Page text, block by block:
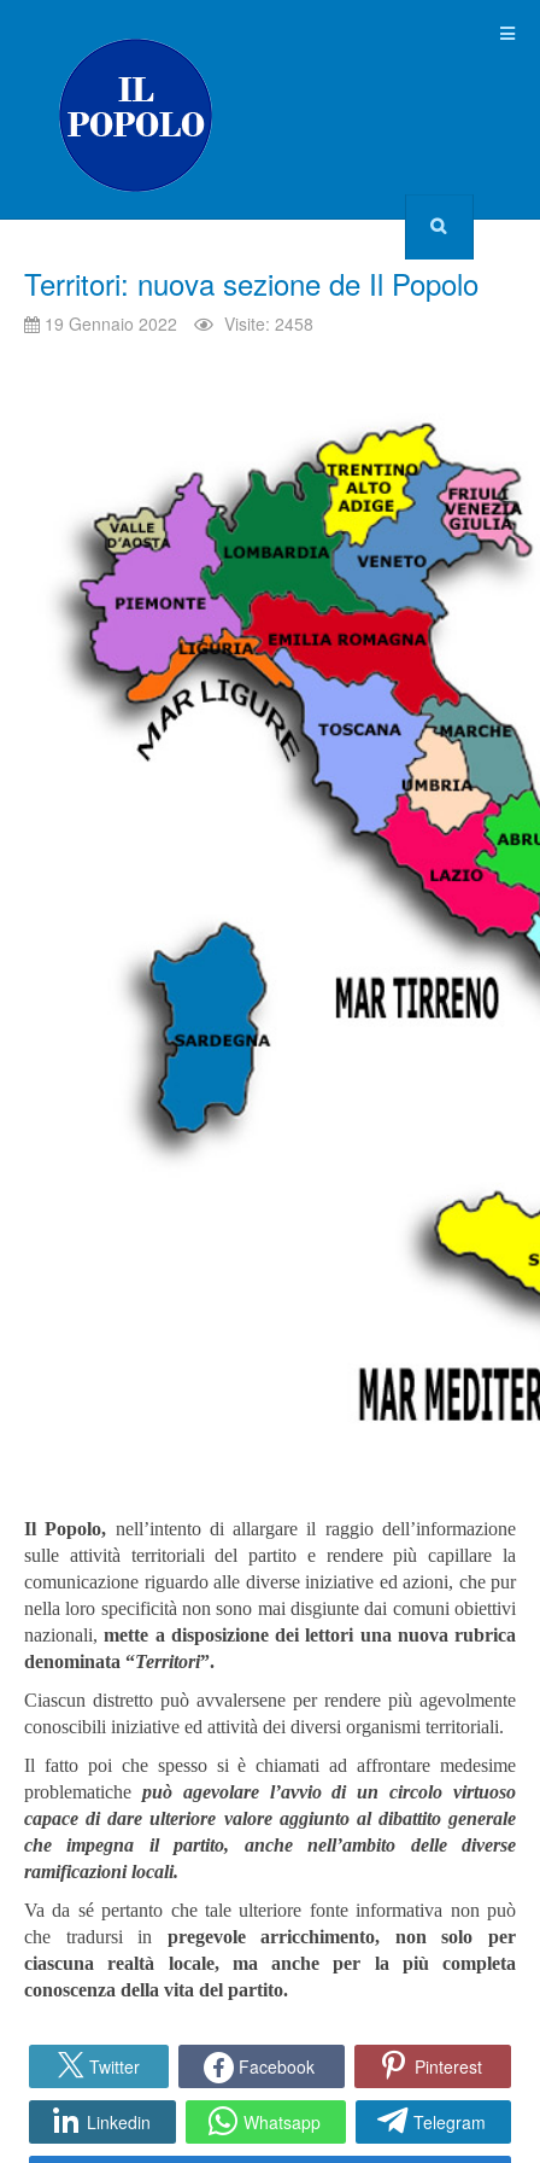
Territori: nuova sezione de Il Popolo
19 Gennaio 2022 Visite: 2458
Il Popolo, nell’intento di allargare il raggio dell’informazione
sulle attività territoriali del partito e rendere più capillare la
comunicazione riguardo alle diverse iniziative ed azioni, che pur
nella loro specificità non sono mai disgiunte dai comuni obiettivi
nazionali,mette a disposizione dei lettori una nuova rubrica
denominata “Territori”.
Ciascun distretto può avvalersene per rendere più agevolmente
conoscibili iniziative ed attività dei diversi organismi territoriali.
Il fatto poi che spesso si è chiamati ad affrontare medesime
problematiche può agevolare l’avvio di un circolo virtuoso
capace di dare ulteriore valore aggiunto al dibattito generale
che impegna il partito, anche nell’ambito delle diverse
ramificazioni locali.
Va da sé pertanto che tale ulteriore fonte informativa non può
che tradursi in pregevole arricchimento, non solo per
ciascuna realtà locale, ma anche per la più completa
conoscenza della vita del partito.
Twitter Facebook Pinterest
Linkedin Whatsapp Telegram